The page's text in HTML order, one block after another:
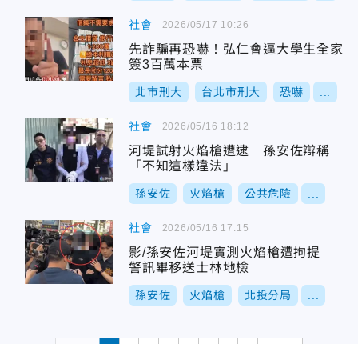
社會
先詐騙再恐嚇！弘仁會逼大學生全家
簽3百萬本票
北市刑大 台北市刑大 恐嚇
2026/05/17 10:26
社會
河堤試射火焰槍遭逮 孫安佐辯稱
「不知這樣違法」
孫安佐 火焰槍 公共危險
2026/05/16 18:12
社會
影/孫安佐河堤實測火焰槍遭拘提
警訊畢移送士林地檢
孫安佐 火焰槍 北投分局
2026/05/16 17:15